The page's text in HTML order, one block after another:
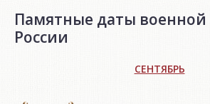
Памятные даты военной
России
СЕНТЯБРЬ